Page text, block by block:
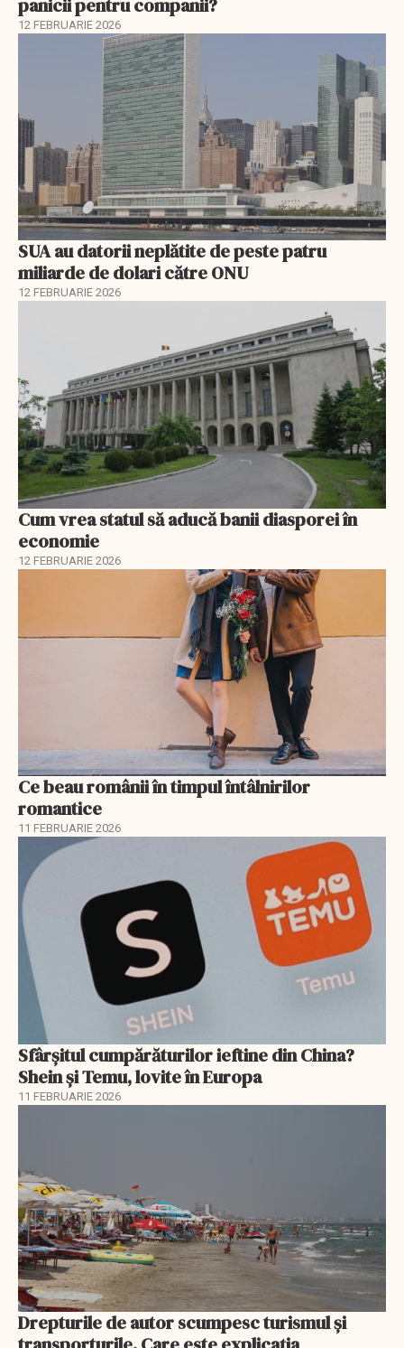
12 FEBRUARIE 2026
SUA au datorii neplătite de peste patru
miliarde de dolari către ONU
12 FEBRUARIE 2026
Cum vrea statul să aducă banii diasporei în
economie
12 FEBRUARIE 2026
Ce beau românii în timpul întâlnirilor
romantice
11 FEBRUARIE 2026
Sfârșitul cumpărăturilor ieftine din China?
Shein și Temu, lovite în Europa
11 FEBRUARIE 2026
Drepturile de autor scumpesc turismul și